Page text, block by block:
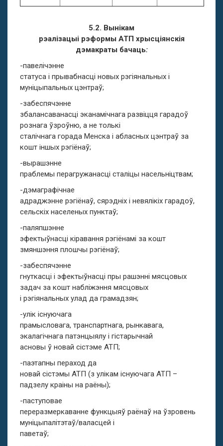
5.2. Вынікам
рэалізацыі рэформы АТП хрысціянскія
дэмакраты бачаць:
-павелічэнне
статуса і прывабнасці новых рэгіянальных і
муніцыпальных цэнтраў;
-забеспячэнне
збалансаванасці эканамічнага развіцця гарадоў
рознага ўзроўню, а не толькі
сталічнага горада Менска і абласных цэнтраў за
кошт іншых рэгіёнаў;
-вырашэнне
праблемы перагружанасці сталіцы насельніцтвам;
-дэмаграфічнае
адраджэнне рэгіёнаў, сярэдніх і невялікіх гарадоў,
сельскіх населеных пунктаў;
-паляпшэнне
эфектыўнасці кіравання рэгіёнамі за кошт
змяншэння плошчы рэгіёнаў;
-забеспячэнне
гнуткасці і эфектыўнасці пры рашэнні мясцовых
задач за кошт набліжэння мясцовых
і рэгіянальных улад да грамадзян;
-улік існуючага
прамысловага, транспартнага, рынкавага,
экалагічнага патэнцыялу і гістарычнай
асновы ў новай сістэме АТП;
-паэтапны пераход да
новай сістэмы АТП (з улікам існуючага АТП –
падзелу краіны на раёны);
-паступовае
переразмеркаванне функцыяў раёнаў на ўзровень
муніцыпалітэтаў/валасцей і
паветаў;